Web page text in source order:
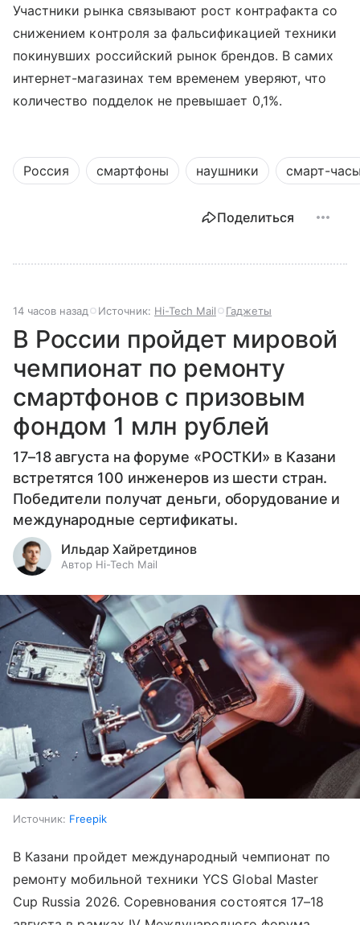
Участники рынка связывают рост контрафакта со
снижением контроля за фальсификацией техники
покинувших российский рынок брендов. В самих
интернет-магазинах тем временем уверяют, что
количество подделок не превышает 0,1%.
Россия смартфоны наушники смарт-
Поделиться
14 часов назад Источник: Hi-Tech Mail Гаджеты
В России пройдет мировой
чемпионат по ремонту
смартфонов с призовым
фондом 1 млн рублей
17–18 августа на форуме «РОСТКИ» в Казани
встретятся 100 инженеров из шести стран.
Победители получат деньги, оборудование и
международные сертификаты.
Ильдар Хайретдинов
Автор Hi-Tech Mail
Источник: Freepik
В Казани пройдет международный чемпионат по
ремонту мобильной техники YCS Global Master
Cup Russia 2026. Соревнования состоятся 17–18